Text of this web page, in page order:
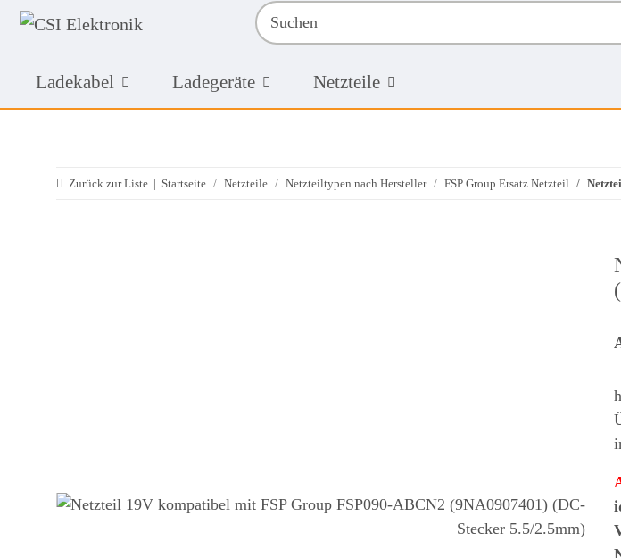
Ladekabel Ladegeräte Netzteile
Zurück zur Liste Startseite Netzteile Netzteiltypen nach Hersteller FSP Group Ersatz Netzteil